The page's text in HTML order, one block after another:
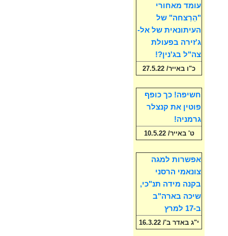
עומד מאחורי
"הֵרַצחה" של
העיתונאית של אל-
ג'זירה בפעולת
צה"ל בג'נין?!
כ"ו באייר/ 27.5.22
חשיפה! כך כופף
פוטין את קנצלר
גרמניה!
ט' באייר/ 10.5.22
אפשרות למגה
צונאמי הרסני
בקנה מידה תנ"כי,
שיכה בארה"ב
ב-17 למרץ
י"ג באדר ב'/ 16.3.22